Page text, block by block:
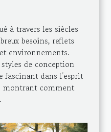
à travers les siècles
besoins, reflets
environnements.
de conception
fascinant dans l'esprit
montrant comment